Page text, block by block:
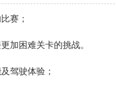
赛；
加困难关卡的挑战。
驾驶体验；